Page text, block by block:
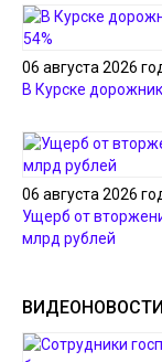
06 августа 2026
В Курске
06 августа 2026
Ущерб от
млрд рублей
ВИДЕОНОВОСТИ